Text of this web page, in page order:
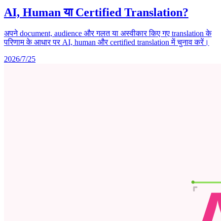
AI, Human या Certified Translation?
अपने document, audience और गलत या अस्वीकार किए गए translation के
परिणाम के आधार पर AI, human और certified translation में चुनाव करें।
2026/7/25